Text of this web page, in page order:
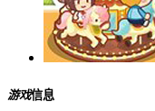
游戏信息